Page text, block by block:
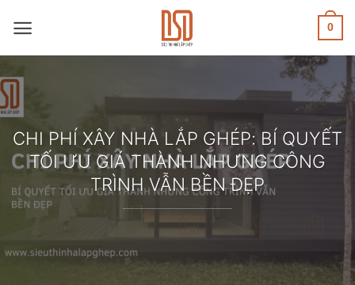
0
CHI PHÍ XÂY NHÀ LẮP GHÉP: BÍ QUYẾT
TỐI ƯU GIÁ THÀNH NHƯNG CÔNG
TRÌNH VẪN BỀN ĐẸP